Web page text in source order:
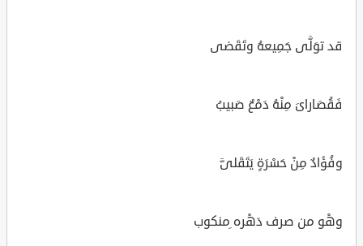
قد توَلَّى جَمِيعهُ وتَقَضى
فَقُصَاراىَ مِنْهُ دَمْعٌ صَبيبُ
وفُؤَادٌ مِنْ حَسْرَةٍ يَتَقَلىَّ
وهْو من صرف دَهْره ِمنكوب